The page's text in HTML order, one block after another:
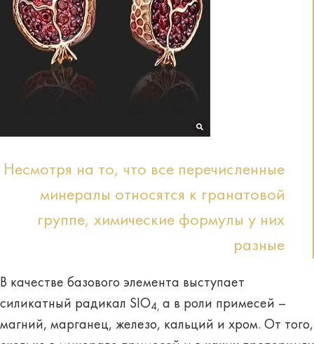
Несмотря на то, что все перечисленные
минералы относятся к гранатовой
группе, химические формулы у них
разные
В качестве базового элемента выступает
силикатный радикал SIO4, а в роли примесей –
магний, марганец, железо, кальций и хром. От того,